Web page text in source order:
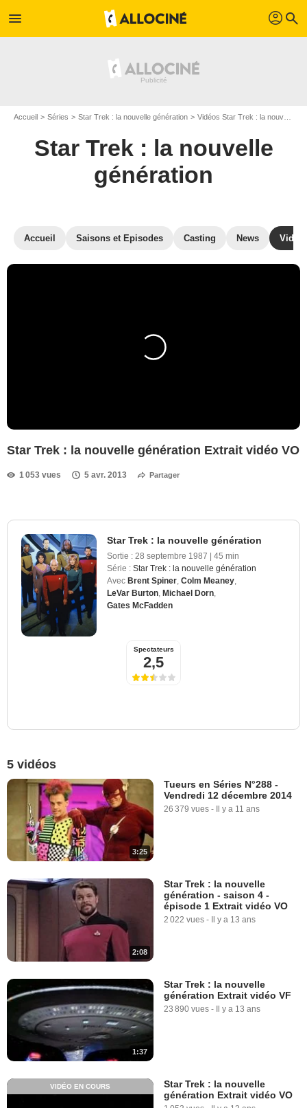
menu profil search
Accueil Séries Star Trek : la nouvelle génération Vidéos Star Trek : la nouvelle génération
Star Trek : la nouvelle
génération
Accueil Saisons et Episodes Casting News
Star Trek : la nouvelle génération Extrait vidéo VO
1 053 vues 5 avr. 2013 Partager
Star Trek : la nouvelle génération
Sortie : 28 septembre 1987 | 45 min
Série : Star Trek : la nouvelle génération
Avec Brent Spiner Colm Meaney
LeVar Burton Michael Dorn
Gates McFadden
Spectateurs
2,5
5 vidéos
3:25
Tueurs en Séries N°288 -
Vendredi 12 décembre 2014
26 379 vues - Il y a 11 ans
2:08
Star Trek : la nouvelle
génération - saison 4 -
épisode 1 Extrait vidéo VO
2 022 vues - Il y a 13 ans
1:37
Star Trek : la nouvelle
génération Extrait vidéo VF
23 890 vues - Il y a 13 ans
VIDÉO EN COURS
Star Trek : la nouvelle
génération Extrait vidéo VO